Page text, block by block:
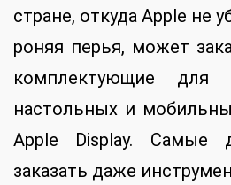
стране, откуда Apple не
роняя перья, может
комплектующие для
настольных и
Apple Display. Самые
заказать даже